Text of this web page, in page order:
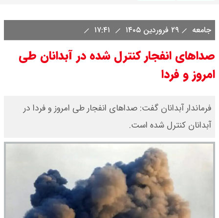
جامعه ۲۹ فروردین ۱۴۰۵
صداهای انفجار کنترل شده در آبدانان طی
امروز و فردا
فرماندار آبدانان گفت: صداهای انفجار طی امروز و فردا در
آبدانان کنترل شده است.